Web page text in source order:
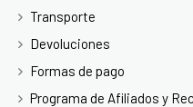
Transporte
Devoluciones
Formas de pago
Programa de Afiliados y